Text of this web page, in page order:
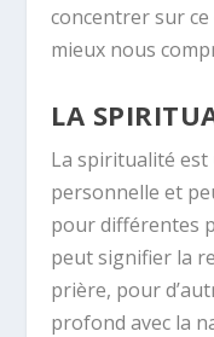
concentrer sur
mieux nous
LA
La spiritualité est
personnelle et
pour différentes
peut signifier la
prière, pour
profond avec la